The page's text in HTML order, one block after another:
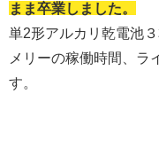
まま卒業しました。
単2形アルカリ乾電池３
メリーの稼働時間、ラ
す。